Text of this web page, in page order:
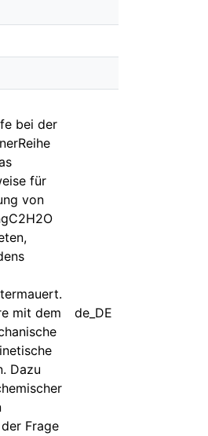
bei der
für
von
mit dem
Dazu
Frage
de_DE